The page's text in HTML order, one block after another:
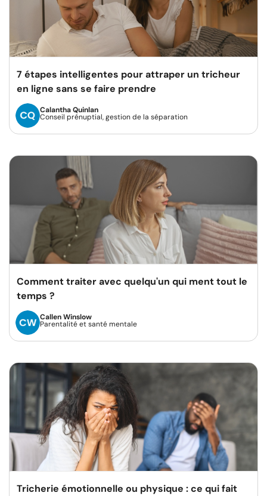
7 étapes intelligentes pour attraper un tricheur
en ligne sans se faire prendre
Calantha Quinlan
Conseil prénuptial, gestion de la séparation
Comment traiter avec quelqu'un qui ment tout le
temps ?
Callen Winslow
Parentalité et santé mentale
Tricherie émotionnelle ou physique : ce qui fait